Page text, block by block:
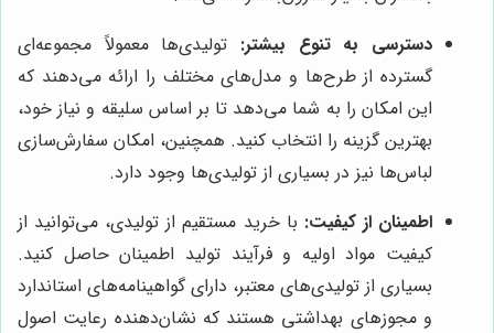
دسترسی به تنوع بیشتر: تولیدی‌ها معمولاً مجموعه‌ای
گسترده از طرح‌ها و مدل‌های مختلف را ارائه می‌دهند که
این امکان را به شما می‌دهد تا بر اساس سلیقه و نیاز خود،
بهترین گزینه را انتخاب کنید. همچنین، امکان سفارش‌سازی
لباس‌ها نیز در بسیاری از تولیدی‌ها وجود دارد.
اطمینان از کیفیت: با خرید مستقیم از تولیدی، می‌توانید از
کیفیت مواد اولیه و فرآیند تولید اطمینان حاصل کنید.
بسیاری از تولیدی‌های معتبر، دارای گواهینامه‌های استاندارد
و مجوزهای بهداشتی هستند که نشان‌دهنده رعایت اصول